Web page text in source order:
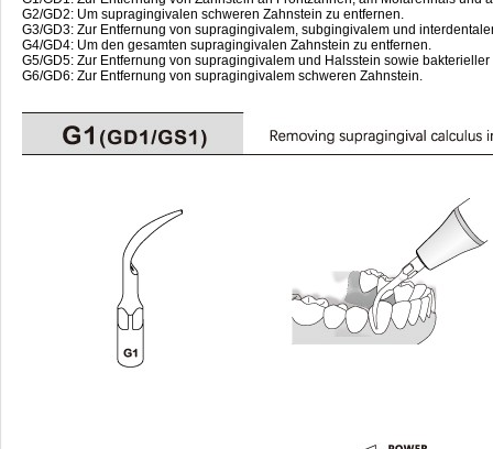
G2/GD2: Um supragingivalen schweren Zahnstein zu entfernen.
G3/GD3: Zur Entfernung von supragingivalem, subgingivalem und
G4/GD4: Um den gesamten supragingivalen Zahnstein zu entfernen.
G5/GD5: Zur Entfernung von supragingivalem und Halsstein sowie bakterieller
G6/GD6: Zur Entfernung von supragingivalem schweren Zahnstein.